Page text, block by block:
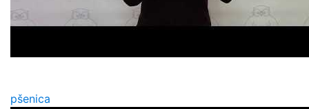
pšenica